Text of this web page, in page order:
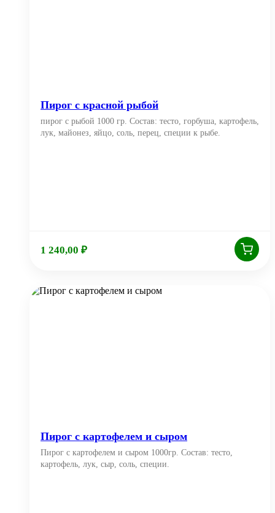
Пирог с красной рыбой
пирог с рыбой 1000 гр. Состав: тесто, горбуша, картофель,
лук, майонез, яйцо, соль, перец, специи к рыбе.
1 240,00 ₽
Пирог с картофелем и сыром
Пирог с картофелем и сыром 1000гр. Состав: тесто,
картофель, лук, сыр, соль, специи.